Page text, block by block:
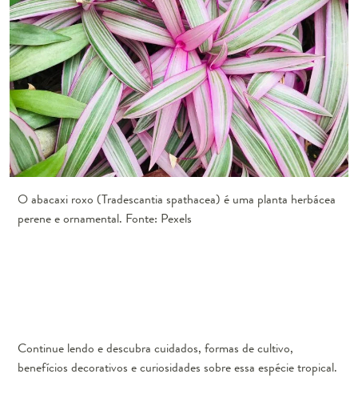
O abacaxi roxo (Tradescantia spathacea) é uma planta herbácea
perene e ornamental. Fonte: Pexels
Continue lendo e descubra cuidados, formas de cultivo,
benefícios decorativos e curiosidades sobre essa espécie tropical.